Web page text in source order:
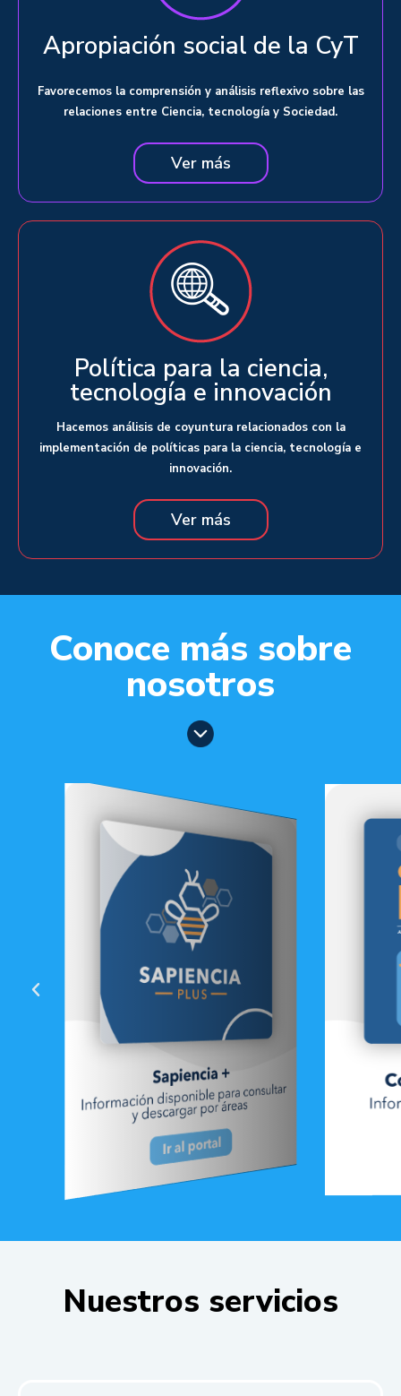
Apropiación social de la CyT
Favorecemos la comprensión y análisis reflexivo sobre las
relaciones entre Ciencia, tecnología y Sociedad.
Ver más
Política para la ciencia,
tecnología e innovación
Hacemos análisis de coyuntura relacionados con la
implementación de políticas para la ciencia, tecnología e
innovación.
Ver más
Conoce más sobre
nosotros
Nuestros servicios